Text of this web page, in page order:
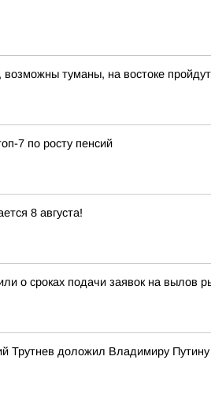
возможны туманы, на востоке
7 по росту пенсий
8 августа!
о сроках подачи заявок на вылов
доложил Владимиру